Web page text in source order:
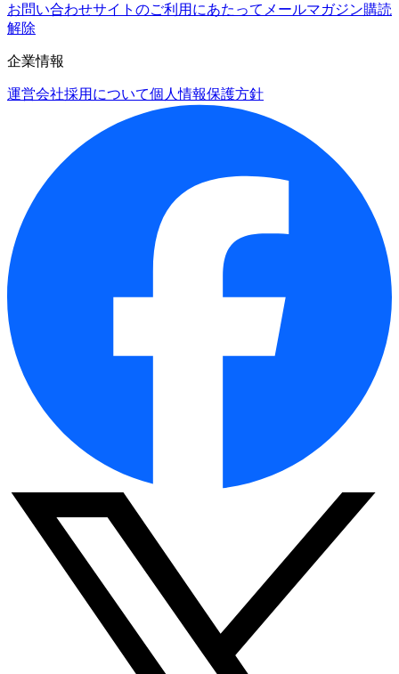
お問い合わせサイトのご利用にあたって メールマガジン購読
解除
企業情報
運営会社採用について個人情報保護方針